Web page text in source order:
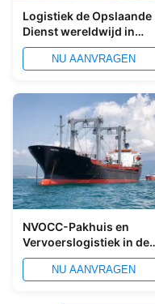
Logistiek de Opslaande
Dienst wereldwijd in
Qingdao-Haven
NU AANVRAGEN
NVOCC-Pakhuis en
Vervoerslogistiek in de
Haven van Shanghai
NU AANVRAGEN